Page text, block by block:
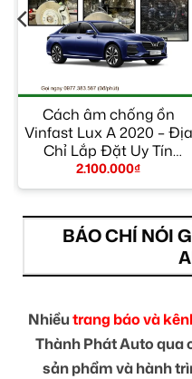
Cách âm chống ồn
Vinfast Lux A 2020 – Địa
Chỉ Lắp Đặt Uy Tín
TPHCM
2.100.000₫
BÁO CHÍ NÓI
Nhiềutrang báo và
Thành Phát Auto qua
sản phẩm và hành